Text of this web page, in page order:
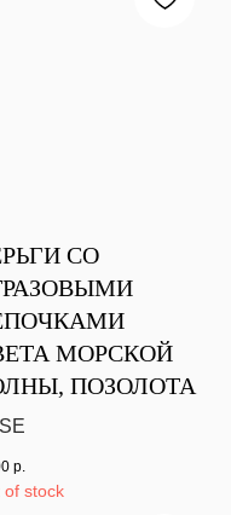
СО
МОРСКОЙ
ПОЗОЛОТА
р.
of stock